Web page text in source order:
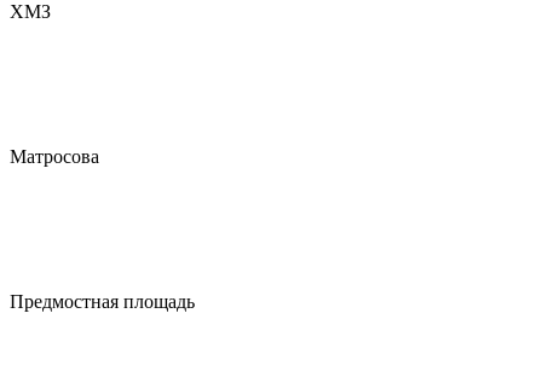
ХМЗ
Матросова
Предмостная площадь